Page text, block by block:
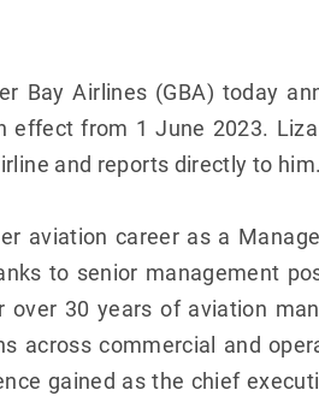
Bay Airlines (GBA) today
effect from 1 June 2023.
and reports directly to him.
aviation career as a
to senior management
over 30 years of aviation
across commercial and
gained as the chief